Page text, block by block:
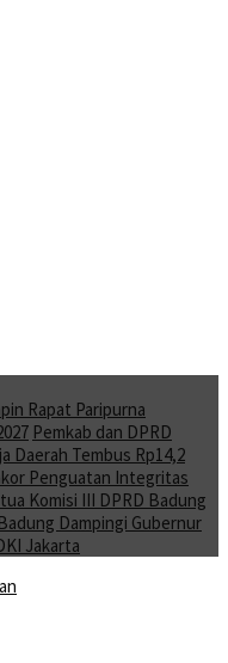
Rapat Paripurna
Pemkab dan DPRD
Daerah Tembus Rp14,2
Penguatan Integritas
Komisi III DPRD Badung
Dampingi Gubernur
Jakarta